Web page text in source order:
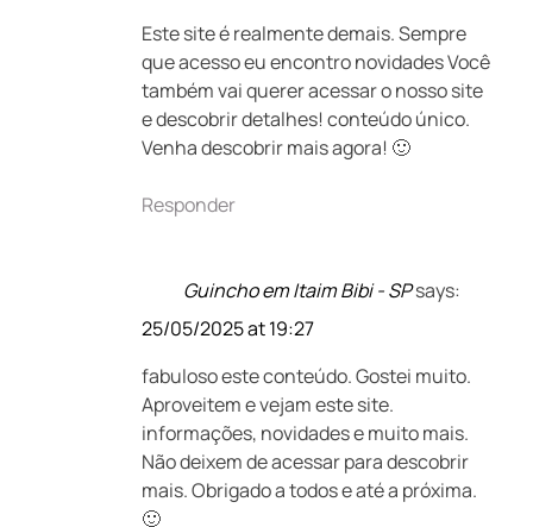
Este site é realmente demais. Sempre
que acesso eu encontro novidades Você
também vai querer acessar o nosso site
e descobrir detalhes! conteúdo único.
Venha descobrir mais agora! 🙂
Responder
Guincho em Itaim Bibi - SPsays:
25/05/2025 at 19:27
fabuloso este conteúdo. Gostei muito.
Aproveitem e vejam este site.
informações, novidades e muito mais.
Não deixem de acessar para descobrir
mais. Obrigado a todos e até a próxima.
🙂